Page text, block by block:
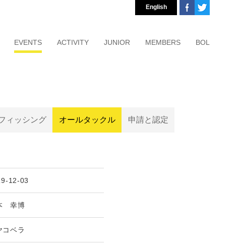
EVENTS ACTIVITY JUNIOR MEMBERS BOL
English
ィッシング オールタックル 申請と認定
12-03
幸博
コベラ